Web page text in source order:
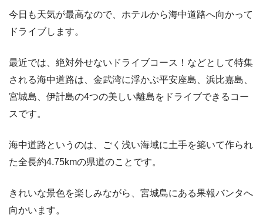
今日も天気が最高なので、ホテルから海中道路へ向かって
ドライブします。
最近では、絶対外せないドライブコース！などとして特集
される海中道路は、金武湾に浮かぶ平安座島、浜比嘉島、
宮城島、伊計島の4つの美しい離島をドライブできるコー
スです。
海中道路というのは、ごく浅い海域に土手を築いて作られ
た全長約4.75kmの県道のことです。
きれいな景色を楽しみながら、宮城島にある果報バンタへ
向かいます。